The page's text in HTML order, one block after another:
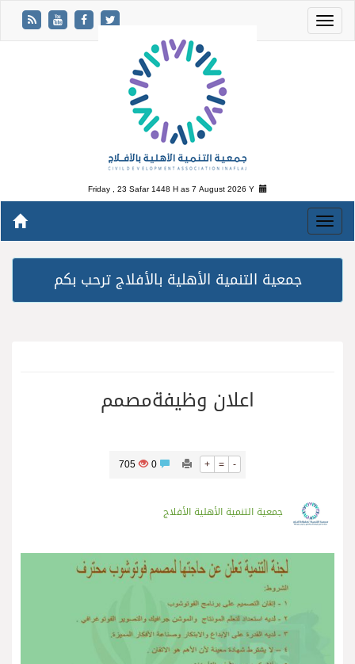
Friday , 23 Safar 1448 H as7 August 2026 Y
جمعية التنمية الأهلية بالأفلاج ترحب بكم
اعلان وظيفةمصمم
+ = -
705
جمعية التنمية الأهلية الأفلاج